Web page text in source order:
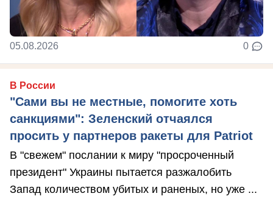
05.08.2026 0
В России
"Сами вы не местные, помогите хоть
санкциями": Зеленский отчаялся
просить у партнеров ракеты для Patriot
В "свежем" послании к миру "просроченный
президент" Украины пытается разжалобить
Запад количеством убитых и раненых, но уже ...